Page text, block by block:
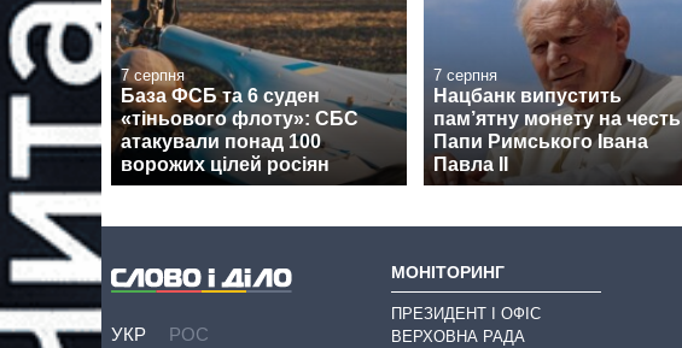
7 серпня
База ФСБ та 6 суден
«тіньового флоту»: СБС
атакували понад 100
ворожих цілей росіян
7 серпня
Нацбанк випустить
пам’ятну монету на честь
Папи Римського Івана
Павла II
УКР РОС
МОНІТОРИНГ
ПРЕЗИДЕНТ І ОФІС
ВЕРХОВНА РАДА